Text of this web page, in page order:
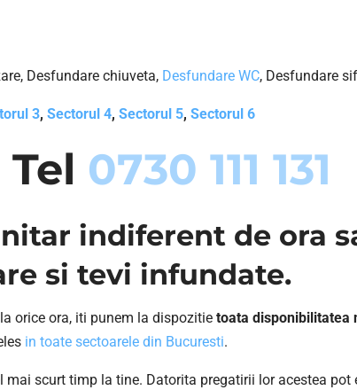
Desfundare chiuveta, Desfundare WC, Desfundare
3, Sectorul 4, Sectorul 5, Sectorul 6
Tel 0730 111 131
indiferent de ora
si tevi infundate.
orice ora, iti punem la dispozitie toata disponibilitatea
in toate sectoarele din Bucuresti.
scurt timp la tine. Datorita pregatirii lor acestea